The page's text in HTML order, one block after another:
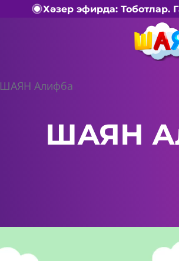
Хәзер эфирда: Тоботлар.
ШАЯН Алифба
ШАЯН